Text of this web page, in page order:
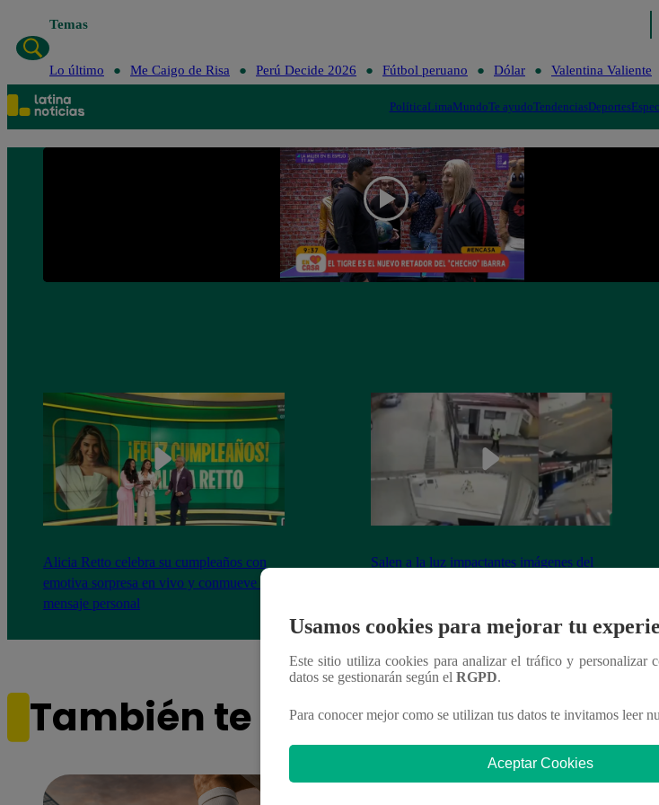
Temas
Lo último Me Caigo de Risa Perú Decide 2026 Fútbol peruano Dólar Valentina Valiente
PolíticaLimaMundoTe ayudoTendenciasDeportes
Alicia Retto celebra su cumpleaños con
emotiva sorpresa en vivo y conmueve con
mensaje personal
Salen a la luz impactantes imágenes del
También te puede interesar
Usamos cookies para mejorar tu
Este sitio utiliza cookies para analizar el tráfico y personalizar
datos se gestionarán según el RGPD.
Para conocer mejor como se utilizan tus datos te invitamos leer
Aceptar Cookies